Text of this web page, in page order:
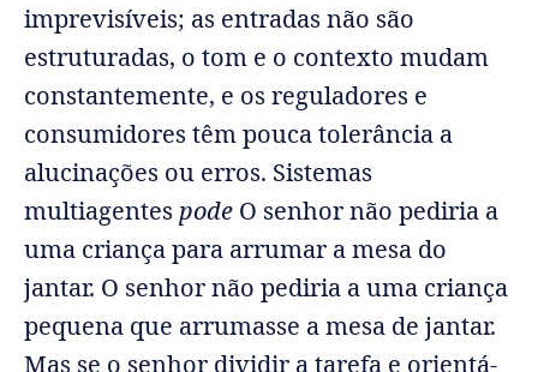
imprevisíveis; as entradas não são
estruturadas, o tom e o contexto mudam
constantemente, e os reguladores e
consumidores têm pouca tolerância a
alucinações ou erros. Sistemas
multiagentes pode O senhor não pediria a
uma criança para arrumar a mesa do
jantar. O senhor não pediria a uma criança
pequena que arrumasse a mesa de jantar.
Mas se o senhor dividir a tarefa e orientá-